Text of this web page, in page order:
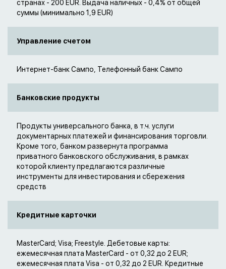
странах - 200 EUR. Выдача наличных - 0,4% от общей
суммы (минимально 1,9 EUR)
Управление счетом
Интернет-банк Сампо, Телефонный банк Сампо
Банковские продукты
Продукты универсального банка, в т.ч. услуги
документарных платежей и финансирования торговли.
Кроме того, банком развернута программа
приватного банковского обслуживания, в рамках
которой клиенту предлагаются различные
инструменты для инвестирования и сбережения
средств
Кредитные карточки
MasterCard; Visa; Freestyle. Дебетовые карты:
ежемесячная плата MasterCard - от 0,32 до 2 EUR;
ежемесячная плата Visa - от 0,32 до 2 EUR. Кредитные